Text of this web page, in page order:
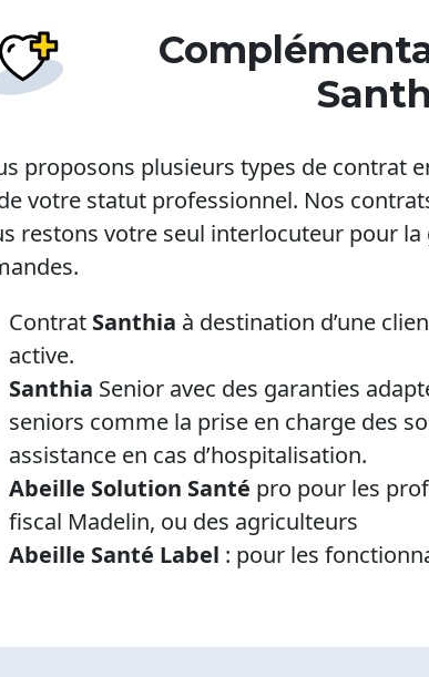
proposons plusieurs types de contrat
votre statut professionnel. Nos
restons votre seul interlocuteur pour la
Contrat Santhia à destination d’une
active.
Santhia Senior avec des garanties
seniors comme la prise en charge des
assistance en cas d’hospitalisation.
Abeille Solution Santé pro pour les
fiscal Madelin, ou des agriculteurs
Abeille Santé Label : pour les